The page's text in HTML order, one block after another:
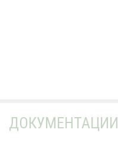
ДОКУМЕНТАЦИИ